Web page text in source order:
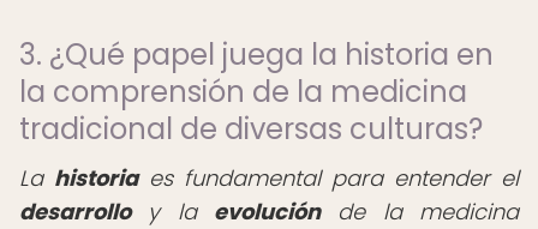
3. ¿Qué papel juega la historia en
la comprensión de la medicina
tradicional de diversas culturas?
La historiaes fundamental para entender el
desarrolloy la evoluciónde la medicina